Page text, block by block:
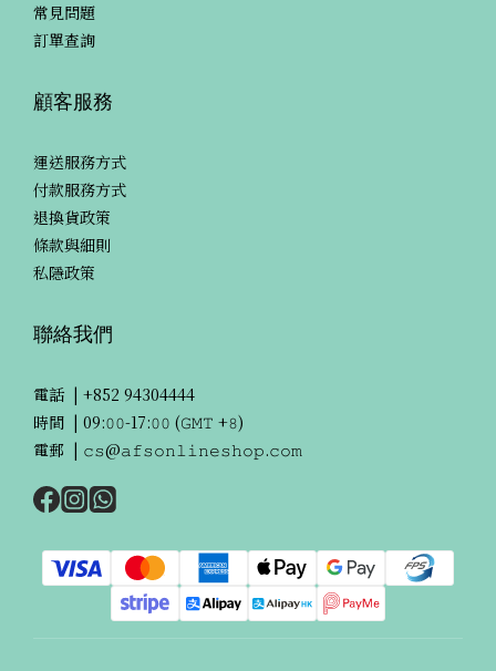
常見問題
訂單查詢
顧客服務
運送服務方式
付款服務方式
退換貨政策
條款與細則
私隱政策
聯絡我們
電話 | +852 94304444
時間 | 09:𝟶𝟶-17:𝟶𝟶 (𝙶𝙼𝚃 +𝟾)
電郵 | 𝚌𝚜@𝚊𝚏𝚜𝚘𝚗𝚕𝚒𝚗𝚎𝚜𝚑𝚘𝚙.𝚌𝚘𝚖